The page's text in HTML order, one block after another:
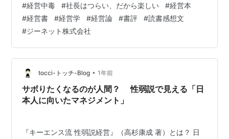
という 水戸黄門の歌（古すぎ？）のようなものですね。
むしろそういうものだと達観して 割り切った日常を過ご
すほうが 精神衛生上もよほどいいのだろうなと思いま
す。 今回ご紹介する書籍は、 【 経営中毒 社長はつら
い、だから楽しい 】 です。 本書をピックアップした理
由 『 経営中毒…
#経営中毒 #社長はつらい、だから楽しい #経営本
#経営書 #経営学 #経営論 #書評 #読書感想文
#ジーネット株式会社
tocci-トッチ-Blog • 1年前
サボりたくなるのが人間？ 性弱説で見える「日
本人に向いたマネジメント」
『キーエンス流 性弱説経営』（高杉康成 著）とは？ 日